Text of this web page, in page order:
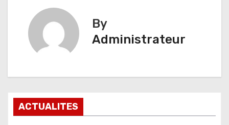
By
Administrateur
ACTUALITES